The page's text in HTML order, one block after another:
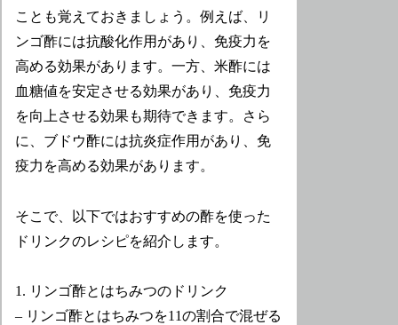
ことも覚えておきましょう。例えば、リ
ンゴ酢には抗酸化作用があり、免疫力を
高める効果があります。一方、米酢には
血糖値を安定させる効果があり、免疫力
を向上させる効果も期待できます。さら
に、ブドウ酢には抗炎症作用があり、免
疫力を高める効果があります。
そこで、以下ではおすすめの酢を使った
ドリンクのレシピを紹介します。
1. リンゴ酢とはちみつのドリンク
– リンゴ酢とはちみつを11の割合で混ぜる